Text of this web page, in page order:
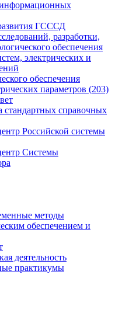
ГСССД
разработки,
обеспечения
электрических и
обеспечения
параметров (203)
стандартных справочных
Российской системы
Системы
методы
обеспечением и
деятельность
практикумы